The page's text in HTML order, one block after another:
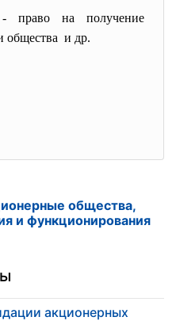
- право на получение
общества и др.
общества,
и функционирования
акционерных